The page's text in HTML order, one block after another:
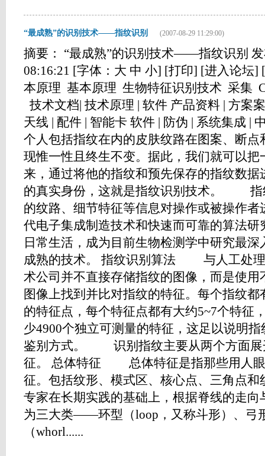
“最成熟”的识别技术——指纹识别 (2007-08-29 11:29:00)
摘要： “最成熟”的识别技术——指纹识别 发
08:16:21 [字体：大 中 小] [打印] [进入论坛
本原理 基本原理 生物特征识别技术 采集
技术文档| 技术原理 | 软件 产品资料 | 方案
天线 | 配件 | 智能卡 软件 | 防伪 | 系统集
个人包括指纹在内的皮肤纹路在图案、断
现惟一性且终生不变。据此，我们就可以
来，通过将他的指纹和预先保存的指纹数
的真实身份，这就是指纹识别技术。 指
的纹路、细节特征等信息对操作或被操作
代电子集成制造技术和快速而可靠的算法
日常生活，成为目前生物检测学中研究最
成熟的技术。 指纹识别算法 与人工处理
术公司并不直接存储指纹的图像，而是使
图像上找到并比对指纹的特征。每个指纹
的特征点，每个特征点都有大约5~7个特征
少4900个独立可测量的特征，这足以说明
鉴别方式。 识别指纹主要从两个方面展
征。 总体特征 总体特征是指那些用人眼
征。包括纹形、模式区、核心点、三角
专家在长期实践的基础上，根据脊线的走
为三大类——环型（loop，又称斗形）、弓
（whorl......